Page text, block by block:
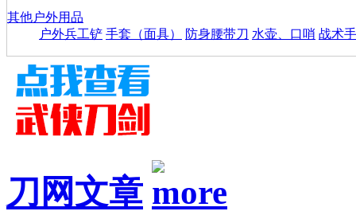
其他户外用品
户外兵工铲 手套（面具） 防身腰带刀 水壶、口哨 战术
刀网文章